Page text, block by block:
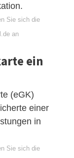
Sie sich die
an
ein
(eGK)
einer
in
Sie sich die